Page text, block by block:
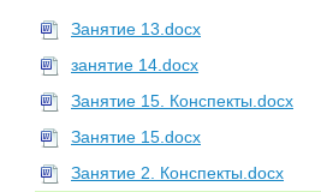
Занятие 13.docx
занятие 14.docx
Занятие 15. Конспекты.docx
Занятие 15.docx
Занятие 2. Конспекты.docx